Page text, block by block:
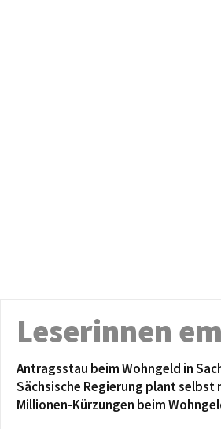
Leserinnen
Antragsstau beim Wohngeld in
Sächsische Regierung plant selbst
Millionen-Kürzungen beim